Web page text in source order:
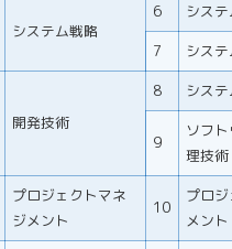
システム戦略
6
シス
7
シス
開発技術
8 シス
9
ソフ
理技術
プロジェクトマネ
ジメント
10
プロ
メント